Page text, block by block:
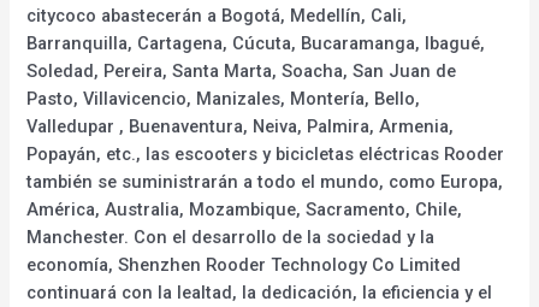
citycoco abastecerán a Bogotá, Medellín, Cali,
Barranquilla, Cartagena, Cúcuta, Bucaramanga, Ibagué,
Soledad, Pereira, Santa Marta, Soacha, San Juan de
Pasto, Villavicencio, Manizales, Montería, Bello,
Valledupar , Buenaventura, Neiva, Palmira, Armenia,
Popayán, etc., las escooters y bicicletas eléctricas Rooder
también se suministrarán a todo el mundo, como Europa,
América, Australia, Mozambique, Sacramento, Chile,
Manchester. Con el desarrollo de la sociedad y la
economía, Shenzhen Rooder Technology Co Limited
continuará con la lealtad, la dedicación, la eficiencia y el